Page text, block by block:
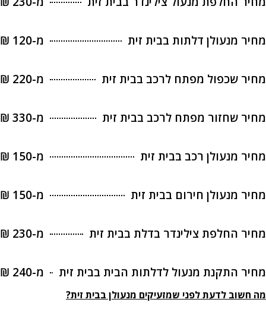
מחיר מנעולן דלתות בבית זית מ-120 ₪
מחיר שכפול מפתח לרכב בבית זית מ-220 ₪
מחיר שחזור מפתח לרכב בבית זית מ-330 ₪
מחיר מנעולן רכב בבית זית מ-150 ₪
מחיר מנעולן חירום בבית זית מ-150 ₪
מחיר החלפת צילינדר בדלת בבית זית מ-230 ₪
מחיר התקנת מנעול לדלתות הבית בבית זית מ-240 ₪
מה חשוב לדעת לפני שמזעיקים מנעולן בבית זית?